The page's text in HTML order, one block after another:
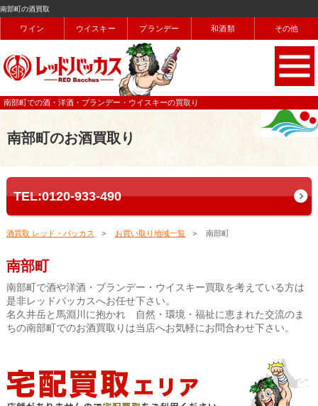
南部町の酒買取
ワイン ウイスキー ブランデー 和酒類 その他
南部町での酒・洋酒・ブランデー・ウイスキーの買取り
南部町のお酒買取り
TEL:0120-933-490
酒買取 レッド・バッカス お買い取り地域一覧 南部町
南部町
南部町で酒や洋酒・ブランデー・ウイスキー買取を考えている方は
是非レッドバッカスへお任せ下さい。
名久井岳と馬淵川に抱かれ 自然・環境・福祉に恵まれた交流のま
ちの南部町でのお酒買取りは当店へお気軽にお問合わせ下さい。